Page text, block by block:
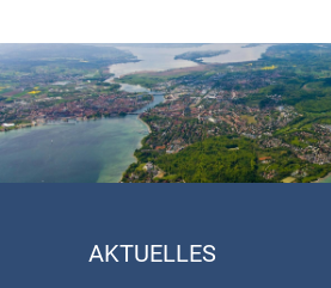
AKTUELLES